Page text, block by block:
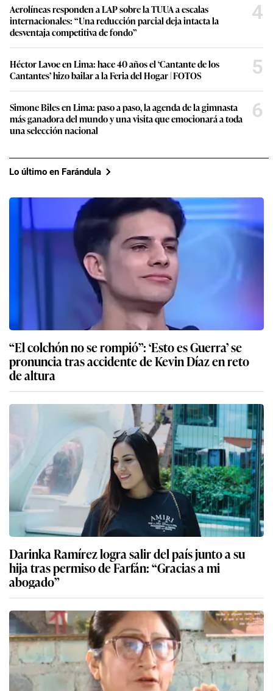
Aerolíneas responden a LAP sobre la TUUA a escalas
internacionales: “Una reducción parcial deja intacta la
desventaja competitiva de fondo”
4
Héctor Lavoe en Lima: hace 40 años el ‘Cantante de los
Cantantes’ hizo bailar a la Feria del Hogar | FOTOS
5
Simone Biles en Lima: paso a paso, la agenda de la gimnasta
más ganadora del mundo y una visita que emocionará a toda
una selección nacional
6
Lo último en Farándula
“El colchón no se rompió”: ‘Esto es Guerra’ se
pronuncia tras accidente de Kevin Díaz en reto
de altura
Darinka Ramírez logra salir del país junto a su
hija tras permiso de Farfán: “Gracias a mi
abogado”